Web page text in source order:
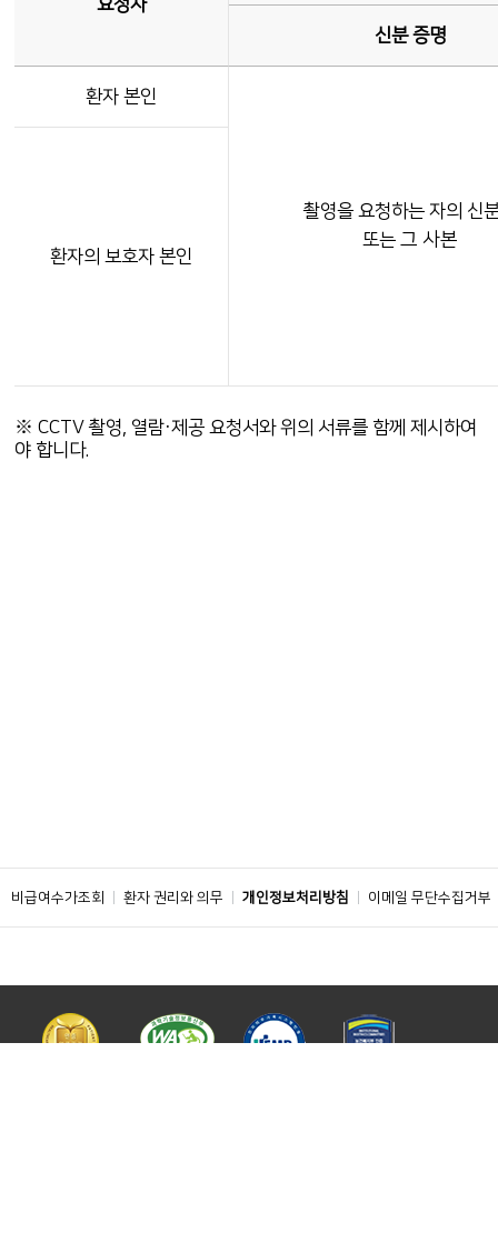
요청자
신분 증명
환자 본인
촬영을 요청하는 자의 신
또는 그 사본
환자의 보호자 본인
※ CCTV 촬영, 열람·제공 요청서와 위의 서류를 함께 제시하여
야 합니다.
비급여수가조회 환자 권리와 의무 개인정보처리방침 이메일 무단수집거부